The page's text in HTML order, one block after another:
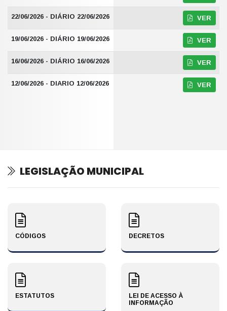
22/06/2026 - DIÁRIO 22/06/2026 VER
19/06/2026 - DIÁRIO 19/06/2026 VER
16/06/2026 - DIÁRIO 16/06/2026 VER
12/06/2026 - DIARIO 12/06/2026 VER
LEGISLAÇÃO MUNICIPAL
CÓDIGOS DECRETOS
ESTATUTOS
LEI DE ACESSO À
INFORMAÇÃO